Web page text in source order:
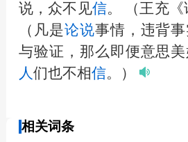
说，众不见信。
（王充
（凡是论说事情，违背
与验证，那么即便意思
人们也不相信。）
相关词条